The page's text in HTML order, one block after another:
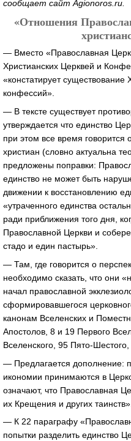
сообщает сайт Agionoros.ru.
«Отношения
— Вместо «Православная
Христианских Церквей и
«констатирует существование
конфессий».
— В тексте существует
утверждается что единство
при этом все время говорится
христиан (словно актуальна
предложены поправки:
единство не может быть
движении к восстановлению
«утраченного единства
ради приближения того дня,
Православной Церкви и
стадо и един пастырь».
— Там, где говорится о
необходимо сказать, что они
начал православной
сформировавшегося
канонам Вселенских и
Апостолов, 8 и 19 Первого
Вселенского, 95 Пято-Шестого,
— Предлагается дополнение:
икономии принимаются в
означают, что Православная
их Крещения и других таинств».
— К 22 параграфу
попытки разделить единство